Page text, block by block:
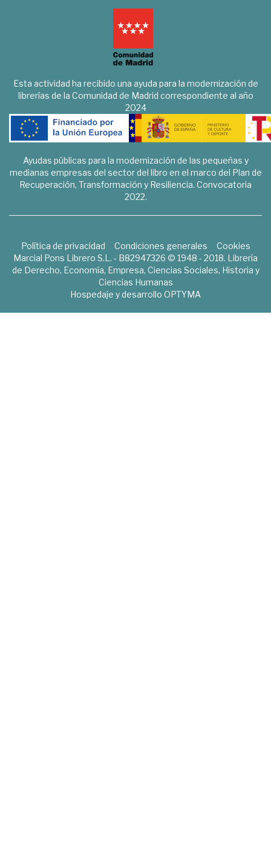
Esta actividad ha recibido una ayuda para la modernización de
librerías de la Comunidad de Madrid correspondiente al año
2024
Ayudas públicas para la modernización de las pequeñas y
medianas empresas del sector del libro en el marco del Plan de
Recuperación, Transformación y Resiliencia. Convocatoria
2022.
Política de privacidad Condiciones generales
Cookies
Marcial Pons Librero S.L. - B82947326 © 1948 - 2018. Librería
de Derecho, Economía, Empresa, Ciencias Sociales, Historia y
Ciencias Humanas
Hospedaje y desarrollo OPTYMA